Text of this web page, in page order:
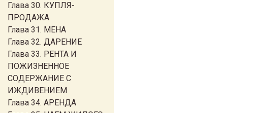
Глава 30. КУПЛЯ-
ПРОДАЖА
Глава 31. МЕНА
Глава 32. ДАРЕНИЕ
Глава 33. РЕНТА И
ПОЖИЗНЕННОЕ
СОДЕРЖАНИЕ С
ИЖДИВЕНИЕМ
Глава 34. АРЕНДА